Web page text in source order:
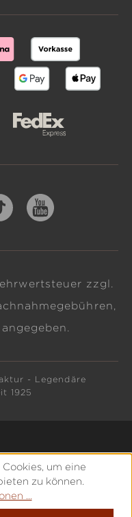
zzgl.
- Legendäre
1925
um eine
zu können.
...